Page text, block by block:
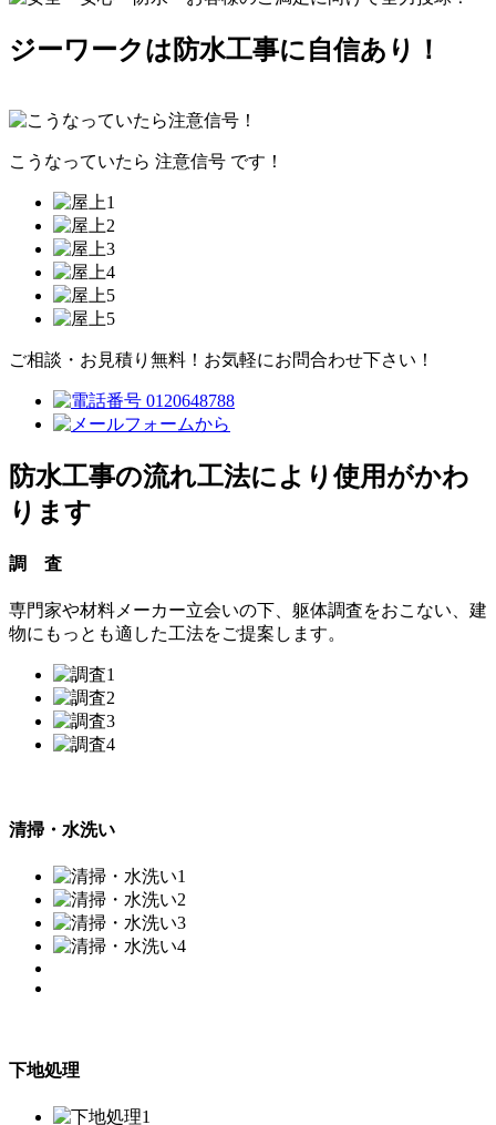
ジーワークは防水工事に自信あり！
こうなっていたら 注意信号 です！
ご相談・お見積り無料！ お気軽にお問合わせ下さい！
防水工事の流れ工法により使用がかわ
ります
調 査
専門家や材料メーカー立会いの下、躯体調査をおこない、建
物にもっとも適した工法をご提案します。
清掃・水洗い
下地処理